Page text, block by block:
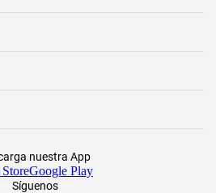
Síguenos
nuestra App
Google Play